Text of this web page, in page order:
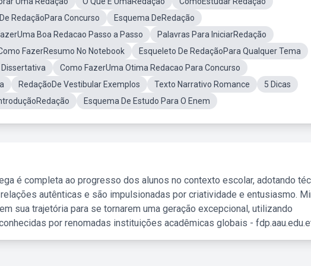
RedaçãoPara Concurso
Esquema DeRedação
Boa Redacao Passo a Passo
Palavras Para IniciarRedação
FazerResumo No Notebook
Esqueleto De RedaçãoPara Qualquer Tema
Dissertativa
Como FazerUma Otima Redacao Para Concurso
RedaçãoDe Vestibular Exemplos Texto Narrativo Romance
5 Dicas
Esquema De Estudo Para O Enem
é completa ao progresso dos alunos no contexto escolar, adotando
autênticas e são impulsionadas por criatividade e entusiasmo.
sua trajetória para se tornarem uma geração excepcional, utilizando
por renomadas instituições acadêmicas globais -